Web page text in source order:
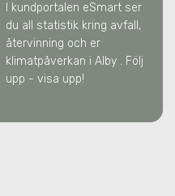
I kundportalen eSmart ser
du all statistik kring avfall,
återvinning och er
klimatpåverkan i Alby . Följ
upp - visa upp!